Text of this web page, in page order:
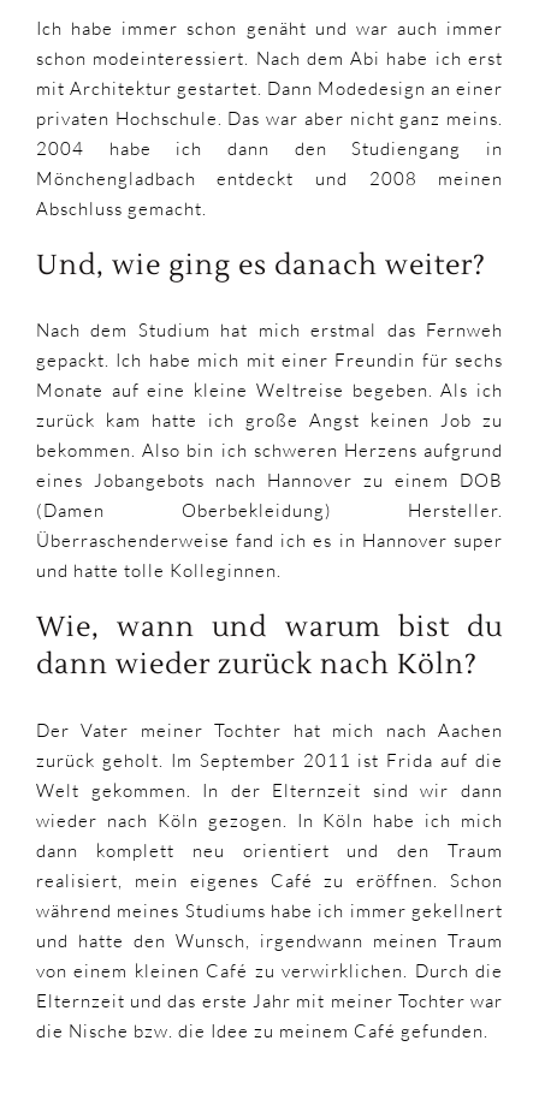
Ich habe immer schon genäht und war auch immer
schon modeinteressiert. Nach dem Abi habe ich erst
mit Architektur gestartet. Dann Modedesign an einer
privaten Hochschule. Das war aber nicht ganz meins.
2004 habe ich dann den Studiengang in
Mönchengladbach entdeckt und 2008 meinen
Abschluss gemacht.
Und, wie ging es danach weiter?
Nach dem Studium hat mich erstmal das Fernweh
gepackt. Ich habe mich mit einer Freundin für sechs
Monate auf eine kleine Weltreise begeben. Als ich
zurück kam hatte ich große Angst keinen Job zu
bekommen. Also bin ich schweren Herzens aufgrund
eines Jobangebots nach Hannover zu einem DOB
(Damen Oberbekleidung) Hersteller.
Überraschenderweise fand ich es in Hannover super
und hatte tolle Kolleginnen.
Wie, wann und warum bist du
dann wieder zurück nach Köln?
Der Vater meiner Tochter hat mich nach Aachen
zurück geholt. Im September 2011 ist Frida auf die
Welt gekommen. In der Elternzeit sind wir dann
wieder nach Köln gezogen. In Köln habe ich mich
dann komplett neu orientiert und den Traum
realisiert, mein eigenes Café zu eröffnen. Schon
während meines Studiums habe ich immer gekellnert
und hatte den Wunsch, irgendwann meinen Traum
von einem kleinen Café zu verwirklichen. Durch die
Elternzeit und das erste Jahr mit meiner Tochter war
die Nische bzw. die Idee zu meinem Café gefunden.